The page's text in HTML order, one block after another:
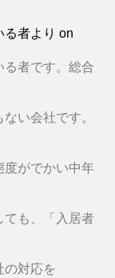
者より on
る者です。総合
い会社です。
度がでかい中年
ても、「入居者
の対応を